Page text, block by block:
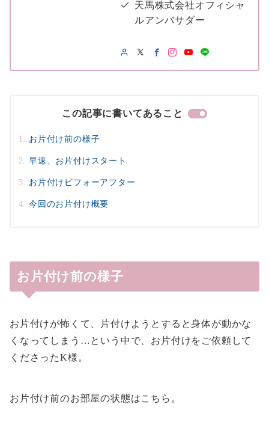
天馬株式会社オフィシャ
ルアンバサダー
この記事に書いてあること
お片付け前の様子
早速、お片付けスタート
お片付けビフォーアフター
今回のお片付け概要
お片付け前の様子
お片付けが怖くて、片付けようとすると身体が動かな
くなってしまう…という中で、お片付けをご依頼して
くださったK様。
お片付け前のお部屋の状態はこちら。